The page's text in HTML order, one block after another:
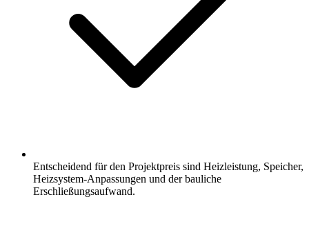
Entscheidend für den Projektpreis sind Heizleistung, Speicher,
Heizsystem-Anpassungen und der bauliche
Erschließungsaufwand.